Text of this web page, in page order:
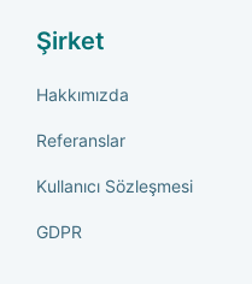
Şirket
Hakkımızda
Referanslar
Kullanıcı Sözleşmesi
GDPR